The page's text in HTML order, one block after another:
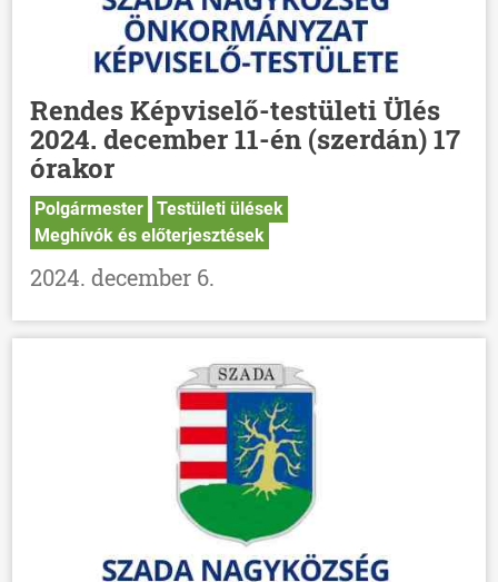
Rendes Képviselő-testületi Ülés
2024. december 11-én (szerdán) 17
órakor
Polgármester
Testületi ülések
Meghívók és előterjesztések
2024. december 6.